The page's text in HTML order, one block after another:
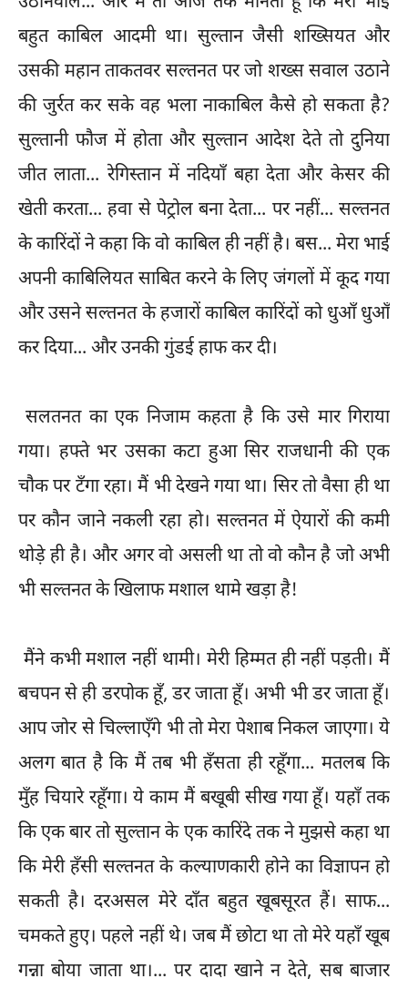
बहुत काबिल आदमी था। सुल्तान जैसी शख्सियत और
उसकी महान ताकतवर सल्तनत पर जो शख्स सवाल उठाने
की जुर्रत कर सके वह भला नाकाबिल कैसे हो सकता है?
सुल्तानी फौज में होता और सुल्तान आदेश देते तो दुनिया
जीत लाता... रेगिस्तान में नदियाँ बहा देता और केसर की
खेती करता... हवा से पेट्रोल बना देता... पर नहीं... सल्तनत
के कारिंदों ने कहा कि वो काबिल ही नहीं है। बस... मेरा भाई
अपनी काबिलियत साबित करने के लिए जंगलों में कूद गया
और उसने सल्तनत के हजारों काबिल कारिंदों को धुआँ धुआँ
कर दिया... और उनकी गुंडई हाफ कर दी।
सलतनत का एक निजाम कहता है कि उसे मार गिराया
गया। हफ्ते भर उसका कटा हुआ सिर राजधानी की एक
चौक पर टँगा रहा। मैं भी देखने गया था। सिर तो वैसा ही था
पर कौन जाने नकली रहा हो। सल्तनत में ऐयारों की कमी
थोड़े ही है। और अगर वो असली था तो वो कौन है जो अभी
भी सल्तनत के खिलाफ मशाल थामे खड़ा है!
मैंने कभी मशाल नहीं थामी। मेरी हिम्मत ही नहीं पड़ती। मैं
बचपन से ही डरपोक हूँ, डर जाता हूँ। अभी भी डर जाता हूँ।
आप जोर से चिल्लाएँगे भी तो मेरा पेशाब निकल जाएगा। ये
अलग बात है कि मैं तब भी हँसता ही रहूँगा... मतलब कि
मुँह चियारे रहूँगा। ये काम मैं बखूबी सीख गया हूँ। यहाँ तक
कि एक बार तो सुल्तान के एक कारिंदे तक ने मुझसे कहा था
कि मेरी हँसी सल्तनत के कल्याणकारी होने का विज्ञापन हो
सकती है। दरअसल मेरे दाँत बहुत खूबसूरत हैं। साफ...
चमकते हुए। पहले नहीं थे। जब मैं छोटा था तो मेरे यहाँ खूब
गन्ना बोया जाता था।... पर दादा खाने न देते, सब बाजार